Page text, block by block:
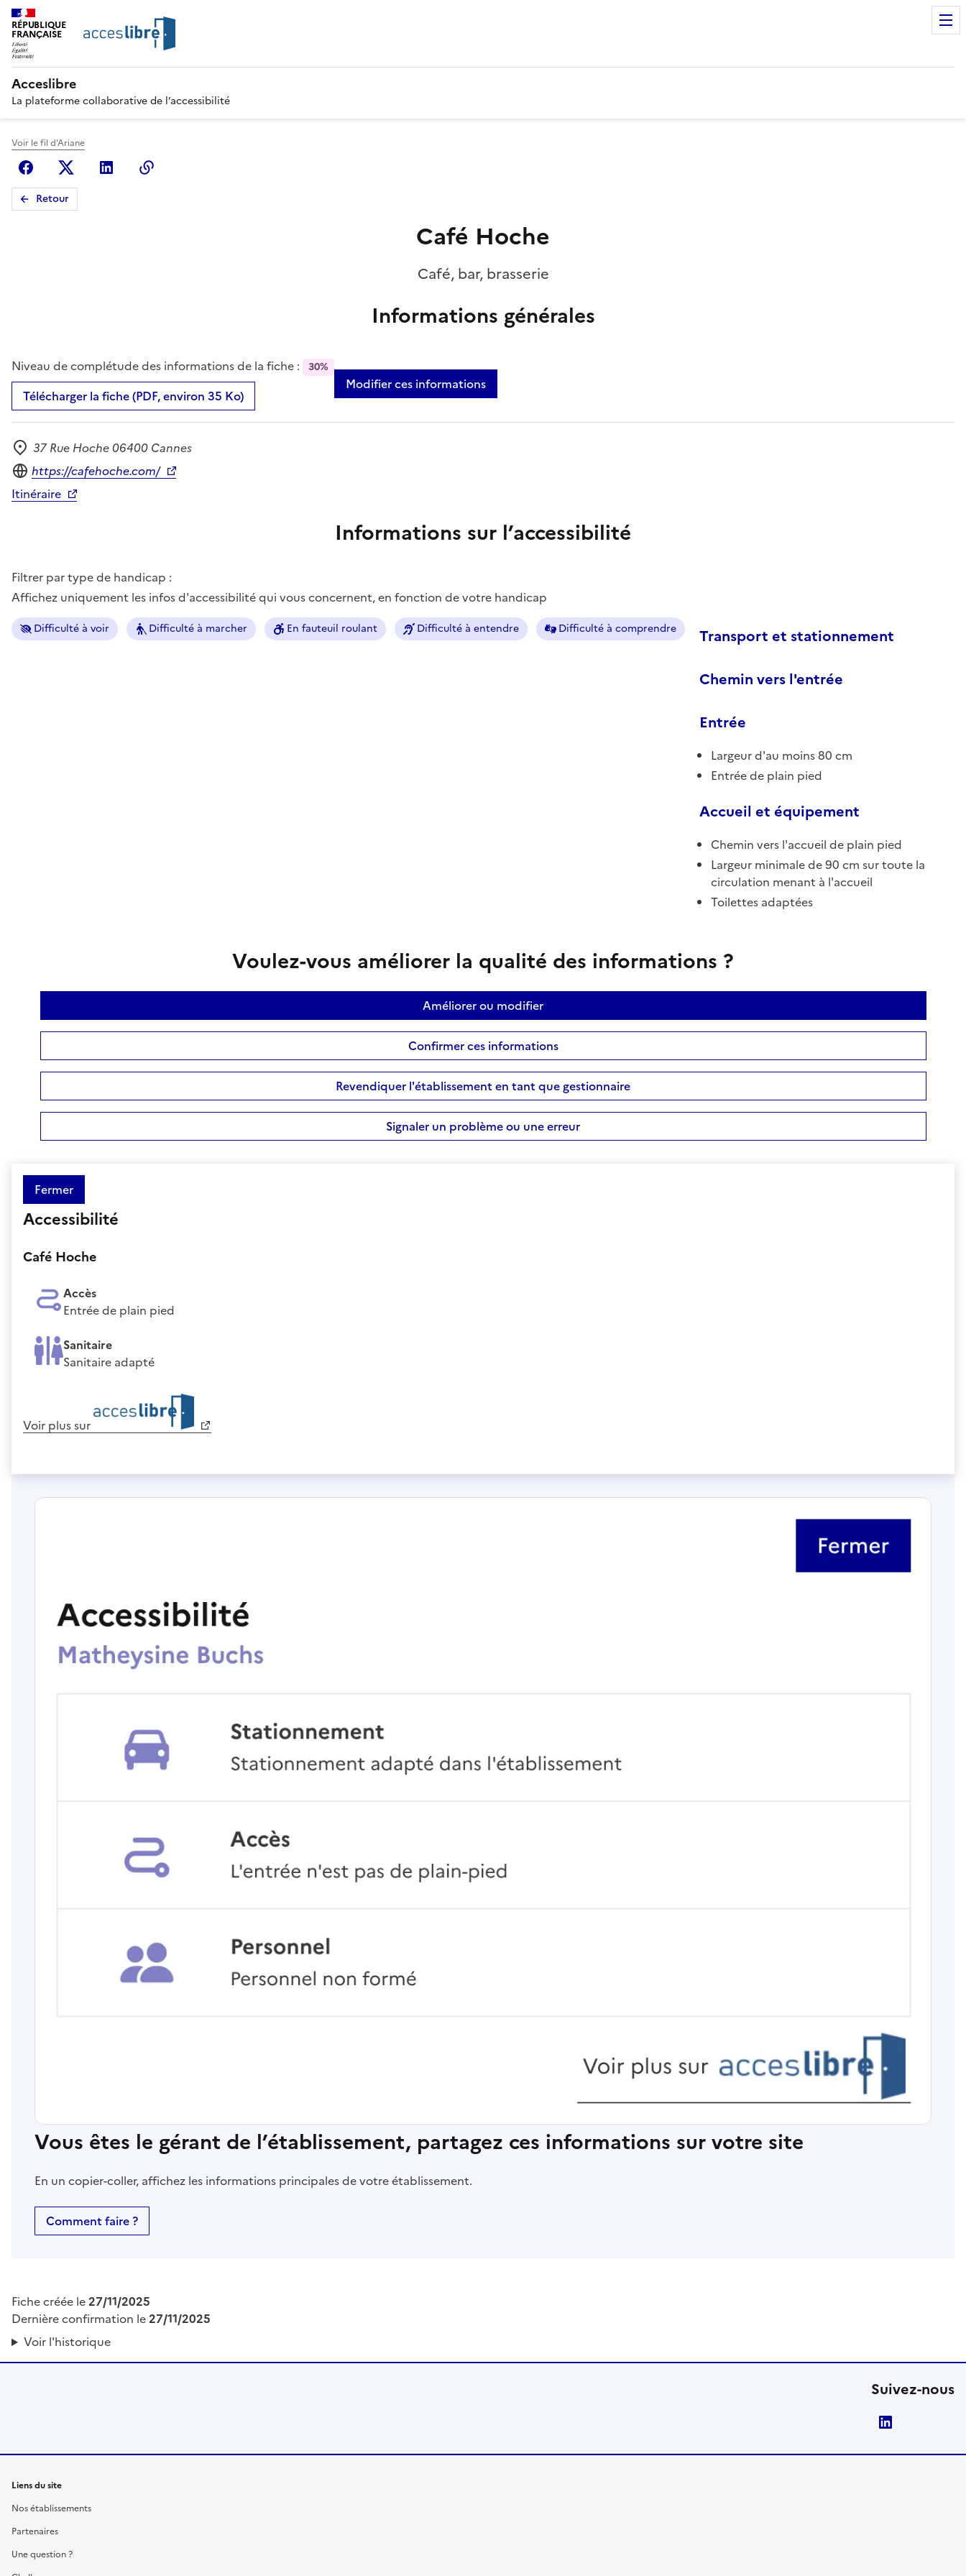
RÉPUBLIQUE
FRANÇAISE
Acceslibre
La plateforme collaborative de l’accessibilité
Voir le fil d'Ariane
FacebookX (anciennement Twitter)
Linkedin
Retour
Café Hoche
Café, bar, brasserie
Informations générales
Niveau de complétude des informations de la fiche : 30%
Télécharger la fiche (PDF, environ 35 Ko)
Modifier ces informations
Adresse
37 Rue Hoche 06400 Cannes
Site internet
https://cafehoche.com/
Itinéraire
Informations sur l’accessibilité
Filtrer par type de handicap :
Affichez uniquement les infos d'accessibilité qui vous concernent, en fonction de votre handicap
Difficulté à voir Difficulté à marcher En fauteuil roulant Difficulté à entendre Difficulté à comprendre
Transport et stationnement
Chemin vers l'entrée
Entrée
Largeur d'au moins 80 cm
Entrée de plain pied
Accueil et équipement
Chemin vers l'accueil de plain pied
Largeur minimale de 90 cm sur toute la
circulation menant à l'accueil
Toilettes adaptées
Voulez-vous améliorer la qualité des informations ?
Améliorer ou modifier
Confirmer ces informations
Revendiquer l'établissement en tant que gestionnaire
Signaler un problème ou une erreur
Fermer
Accessibilité
Café Hoche
Accès
Entrée de plain pied
Sanitaire
Sanitaire adapté
Voir plus sur
Vous êtes le gérant de l’établissement, partagez ces informations sur votre site
En un copier-coller, affichez les informations principales de votre établissement.
Comment faire ?
Fiche créée le27/11/2025
Dernière confirmation le27/11/2025
Voir l'historique
Suivez-nous
Liens du site
Nos établissements
Partenaires
Une question ?